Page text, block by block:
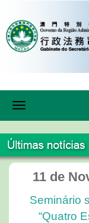
Toggle
navigation
11 de
Seminário
“Quatro